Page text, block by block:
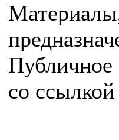
Публичное
со